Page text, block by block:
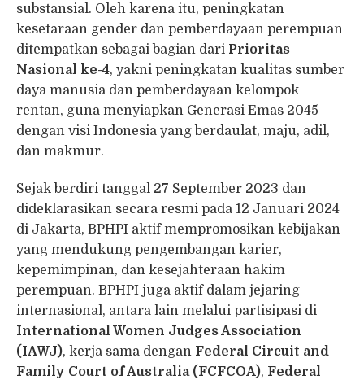
substansial. Oleh karena itu, peningkatan
kesetaraan gender dan pemberdayaan perempuan
ditempatkan sebagai bagian dari Prioritas
Nasional ke-4, yakni peningkatan kualitas sumber
daya manusia dan pemberdayaan kelompok
rentan, guna menyiapkan Generasi Emas 2045
dengan visi Indonesia yang berdaulat, maju, adil,
dan makmur.
Sejak berdiri tanggal 27 September 2023 dan
dideklarasikan secara resmi pada 12 Januari 2024
di Jakarta, BPHPI aktif mempromosikan kebijakan
yang mendukung pengembangan karier,
kepemimpinan, dan kesejahteraan hakim
perempuan. BPHPI juga aktif dalam jejaring
internasional, antara lain melalui partisipasi di
International Women Judges Association
(IAWJ), kerja sama dengan Federal Circuit and
Family Court of Australia (FCFCOA), Federal